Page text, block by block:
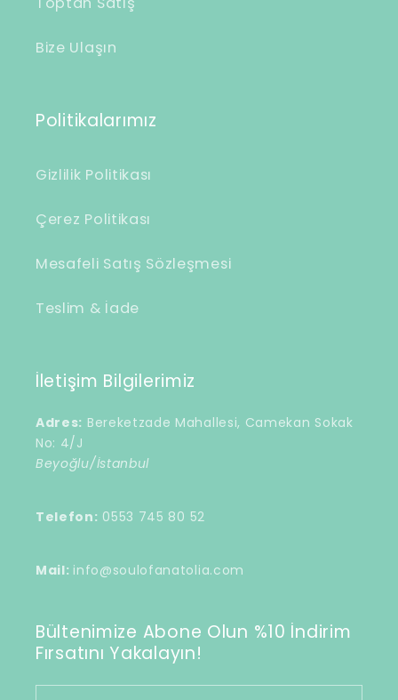
Bize Ulaşın
Politikalarımız
Gizlilik Politikası
Çerez Politikası
Mesafeli Satış Sözleşmesi
Teslim & İade
İletişim Bilgilerimiz
Adres: Bereketzade Mahallesi, Camekan Sokak
No: 4/J
Beyoğlu/İstanbul
Telefon: 0553 745 80 52
Mail: info@soulofanatolia.com
Bültenimize Abone Olun %10 İndirim
Fırsatını Yakalayın!